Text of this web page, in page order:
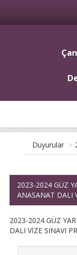
Duyurular >
2023-2024 GÜZ
ANASANAT DALI
2023-2024 GÜZ
DALI VİZE SINAVI